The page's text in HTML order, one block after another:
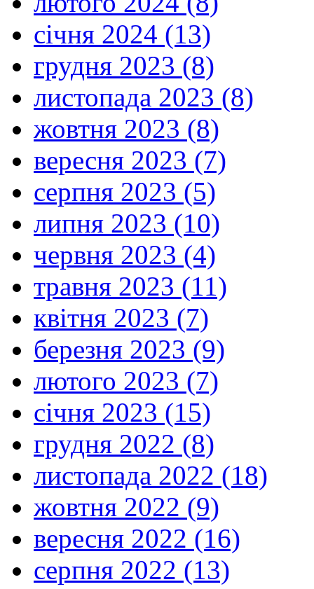
січня 2024 (13)
грудня 2023 (8)
листопада 2023 (8)
жовтня 2023 (8)
вересня 2023 (7)
серпня 2023 (5)
липня 2023 (10)
червня 2023 (4)
травня 2023 (11)
квітня 2023 (7)
березня 2023 (9)
лютого 2023 (7)
січня 2023 (15)
грудня 2022 (8)
листопада 2022 (18)
жовтня 2022 (9)
вересня 2022 (16)
серпня 2022 (13)